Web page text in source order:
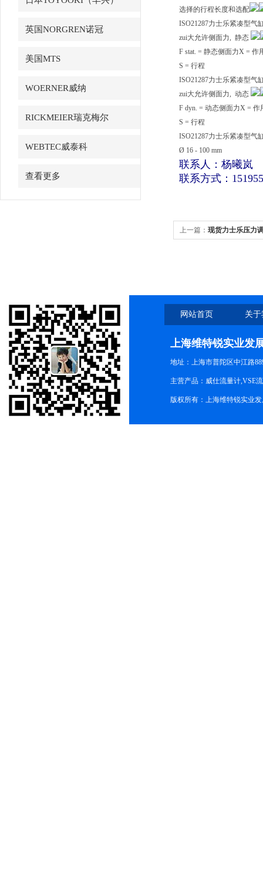
英国NORGREN诺冠
美国MTS
WOERNER威纳
RICKMEIER瑞克梅尔
WEBTEC威泰科
查看更多
选择的行程长度和选配
ISO21287力士乐紧凑型气
zui大允许侧面力, 静态
F stat. = 静态侧面力X =
S = 行程
ISO21287力士乐紧凑型气
zui大允许侧面力, 动态
F dyn. = 动态侧面力X =
S = 行程
ISO21287力士乐紧凑型气
Ø 16 - 100 mm
联系人：杨曦岚
联系方式：
上一篇： 现货力士乐压力
网站首页 关
上海维特锐实业发
地址：上海市普陀区中江路
主营产品：威仕流量计,VSE
版权所有：上海维特锐实业